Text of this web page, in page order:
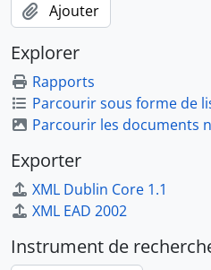
Ajouter
Explorer
Rapports
Parcourir sous forme de
Parcourir les documents
Exporter
XML Dublin Core 1.1
XML EAD 2002
Instrument de